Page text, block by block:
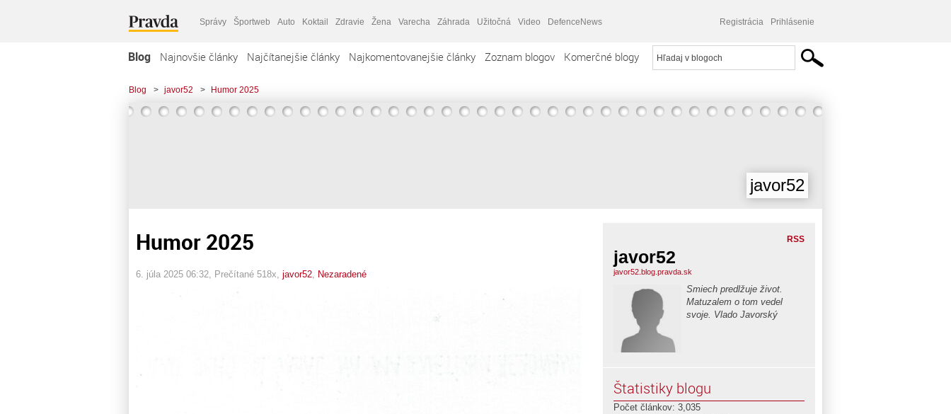
Správy Športweb Auto Koktail Zdravie Žena Varecha Záhrada Užitočná Video DefenceNews Registrácia Prihlásenie
Blog Najnovšie články Najčítanejšie články Najkomentovanejšie články Zoznam blogov Komerčné blogy
Blog > javor52 > Humor 2025
javor52
Humor 2025
6. júla 2025 06:32 , Prečítané 518x, javor52 Nezaradené
RSS
javor52
javor52.blog.pravda.sk
Smiech predlžuje život.
Matuzalem o tom vedel
svoje. Vlado Javorský
Štatistiky blogu
Počet článkov: 3,035